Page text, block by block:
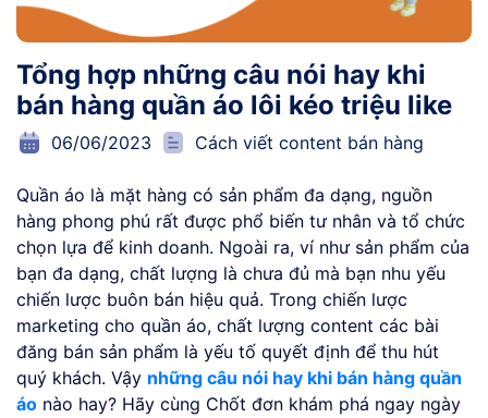
Tổng hợp những câu nói hay khi
bán hàng quần áo lôi kéo triệu like
06/06/2023 Cách viết content bán hàng
Quần áo là mặt hàng có sản phẩm đa dạng, nguồn
hàng phong phú rất được phổ biến tư nhân và tổ chức
chọn lựa để kinh doanh. Ngoài ra, ví như sản phẩm của
bạn đa dạng, chất lượng là chưa đủ mà bạn nhu yếu
chiến lược buôn bán hiệu quả. Trong chiến lược
marketing cho quần áo, chất lượng content các bài
đăng bán sản phẩm là yếu tố quyết định để thu hút
quý khách. Vậy những câu nói hay khi bán hàng quần
áo nào hay? Hãy cùng Chốt đơn khám phá ngay ngày